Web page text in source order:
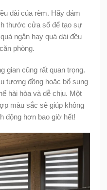
dài của rèm. Hãy đảm
thước cửa sổ để tạo sự
ngắn hay quá dài đều
phòng.
gian cũng rất quan trọng.
tương đồng hoặc bổ sung
hài hòa và dễ chịu. Một
màu sắc sẽ giúp không
động hơn bao giờ hết!